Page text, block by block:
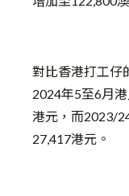
對比香港打工仔
2024年5至6月
港元，而2023/
27,417港元。